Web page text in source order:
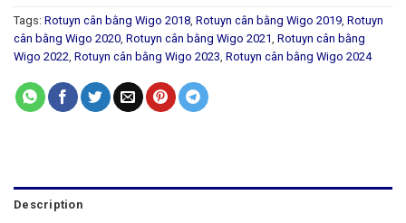
Tags: Rotuyn cân bằng Wigo 2018 Rotuyn cân bằng Wigo 2019 Rotuyn
cân bằng Wigo 2020 Rotuyn cân bằng Wigo 2021 Rotuyn cân bằng
Wigo 2022 Rotuyn cân bằng Wigo 2023 Rotuyn cân bằng Wigo 2024
Description